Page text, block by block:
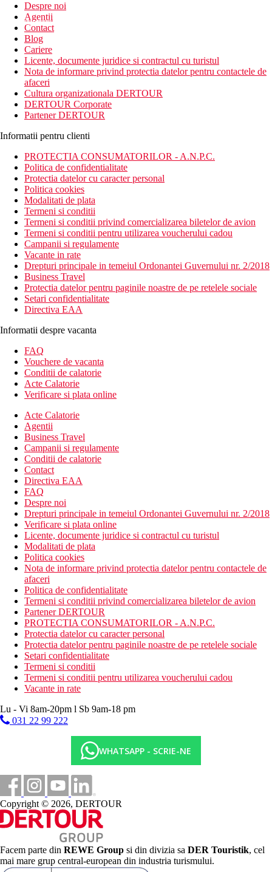
newsletter!
Despre noi
Agentii
Contact
Blog
Cariere
Licente, documente juridice si contractul cu turistul
Nota de informare privind protectia datelor pentru contactele de
afaceri
Cultura organizationala DERTOUR
DERTOUR Corporate
Partener DERTOUR
Informatii pentru clienti
PROTECTIA CONSUMATORILOR - A.N.P.C.
Politica de confidentialitate
Protectia datelor cu caracter personal
Politica cookies
Modalitati de plata
Termeni si conditii
Termeni si conditii privind comercializarea biletelor de avion
Termeni si conditii pentru utilizarea voucherului cadou
Campanii si regulamente
Vacante in rate
Drepturi principale in temeiul Ordonantei Guvernului nr. 2/2018
Business Travel
Protectia datelor pentru paginile noastre de pe retelele sociale
Setari confidentialitate
Directiva EAA
Informatii despre vacanta
FAQ
Vouchere de vacanta
Conditii de calatorie
Acte Calatorie
Verificare si plata online
Acte Calatorie
Agentii
Business Travel
Campanii si regulamente
Conditii de calatorie
Contact
Directiva EAA
FAQ
Despre noi
Drepturi principale in temeiul Ordonantei Guvernului nr. 2/2018
Verificare si plata online
Licente, documente juridice si contractul cu turistul
Modalitati de plata
Politica cookies
Nota de informare privind protectia datelor pentru contactele de
afaceri
Politica de confidentialitate
Termeni si conditii privind comercializarea biletelor de avion
Partener DERTOUR
PROTECTIA CONSUMATORILOR - A.N.P.C.
Protectia datelor cu caracter personal
Protectia datelor pentru paginile noastre de pe retelele sociale
Setari confidentialitate
Termeni si conditii
Termeni si conditii pentru utilizarea voucherului cadou
Vacante in rate
Lu - Vi 8am-20pm l Sb 9am-18 pm
031 22 99 222
WHATSAPP - SCRIE-NE
Copyright © 2026, DERTOUR
Facem parte din REWE Group si din divizia sa DER Touristik, cel
mai mare grup central-european din industria turismului.